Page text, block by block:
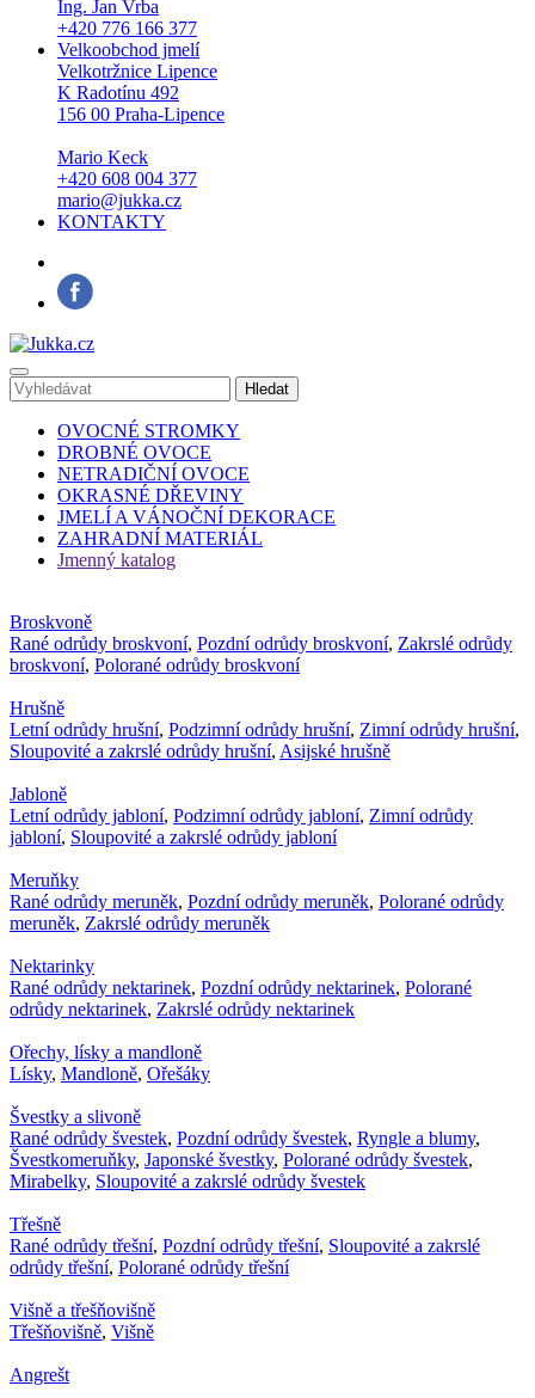
Ing. Jan Vrba
+420 776 166 377
Velkoobchod jmelí
Velkotržnice Lipence
K Radotínu 492
156 00 Praha-Lipence
Mario Keck
+420 608 004 377
mario@jukka.cz
KONTAKTY
OVOCNÉ STROMKY
DROBNÉ OVOCE
NETRADIČNÍ OVOCE
OKRASNÉ DŘEVINY
JMELÍ A VÁNOČNÍ DEKORACE
ZAHRADNÍ MATERIÁL
Jmenný katalog
Broskvoně
Rané odrůdy broskvoní, Pozdní odrůdy broskvoní, Zakrslé odrůdy
broskvoní, Polorané odrůdy broskvoní
Hrušně
Letní odrůdy hrušní, Podzimní odrůdy hrušní, Zimní odrůdy hrušní,
Sloupovité a zakrslé odrůdy hrušní, Asijské hrušně
Jabloně
Letní odrůdy jabloní, Podzimní odrůdy jabloní, Zimní odrůdy
jabloní, Sloupovité a zakrslé odrůdy jabloní
Meruňky
Rané odrůdy meruněk, Pozdní odrůdy meruněk, Polorané odrůdy
meruněk, Zakrslé odrůdy meruněk
Nektarinky
Rané odrůdy nektarinek, Pozdní odrůdy nektarinek, Polorané
odrůdy nektarinek, Zakrslé odrůdy nektarinek
Ořechy, lísky a mandloně
Lísky, Mandloně, Ořešáky
Švestky a slivoně
Rané odrůdy švestek, Pozdní odrůdy švestek, Ryngle a blumy,
Švestkomeruňky, Japonské švestky, Polorané odrůdy švestek,
Mirabelky, Sloupovité a zakrslé odrůdy švestek
Třešně
Rané odrůdy třešní, Pozdní odrůdy třešní, Sloupovité a zakrslé
odrůdy třešní, Polorané odrůdy třešní
Višně a třešňovišně
Třešňovišně, Višně
Angrešt